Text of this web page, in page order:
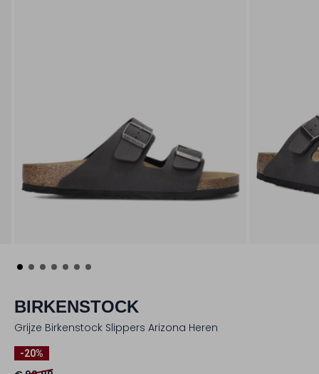
BIRKENSTOCK
Grijze Birkenstock Slippers Arizona Heren
-20%